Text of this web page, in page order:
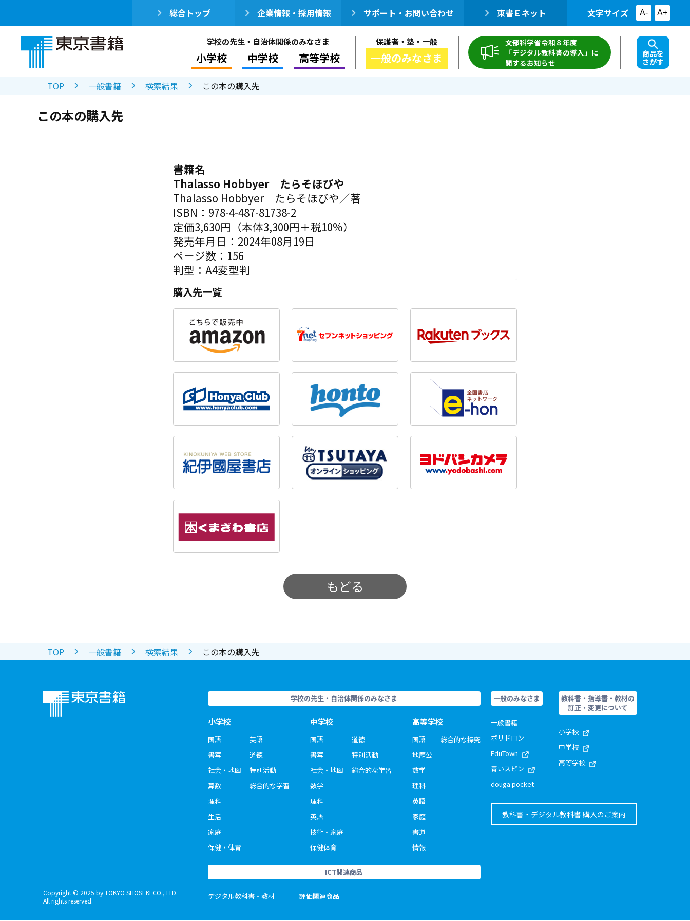
総合トップ 企業情報・採用情報 サポート・お問い合わせ 東書Ｅネット 文字サイズ A- A+
学校の先生・自治体関係のみなさま
小学校 中学校 高等学校
保護者・塾・一般
一般のみなさま
文部科学省令和８年度
「デジタル教科書の導入」に
関するお知らせ
商品を
さがす
TOP 一般書籍 検索結果 この本の購入先
この本の購入先
書籍名
Thalasso Hobbyer たらそほびや
Thalasso Hobbyer たらそほびや／著
ISBN：978-4-487-81738-2
定価3,630円（本体3,300円＋税10%）
発売年月日：2024年08月19日
ページ数：156
判型：A4変型判
購入先一覧
もどる
TOP 一般書籍 検索結果 この本の購入先
Copyright © 2025 by TOKYO SHOSEKI CO., LTD.
All rights reserved.
学校の先生・自治体関係のみなさま
小学校
国語
書写
社会・地図
算数
理科
生活
家庭
保健・体育
英語
道徳
特別活動
総合的な学習
中学校
国語
書写
社会・地図
数学
理科
英語
技術・家庭
保健体育
道徳
特別活動
総合的な学習
高等学校
国語
地歴公
数学
理科
英語
家庭
書道
情報
総合的な探究
ICT関連商品
デジタル教科書・教材 評価関連商品
一般のみなさま
一般書籍
ポリドロン
EduTown
青いスピン
douga pocket
教科書・指導書・教材の
訂正・変更について
小学校
中学校
高等学校
教科書・デジタル教科書 購入のご案内